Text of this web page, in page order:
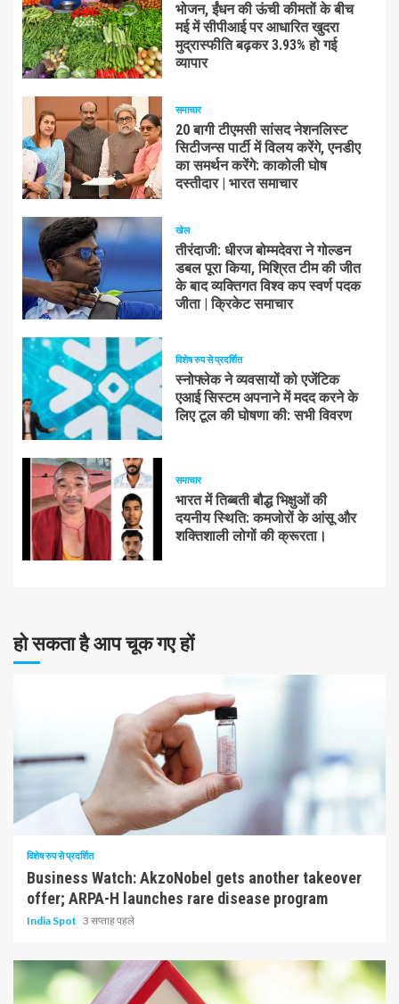
भोजन, ईंधन की ऊंची कीमतों के बीच
मई में सीपीआई पर आधारित खुदरा
मुद्रास्फीति बढ़कर 3.93% हो गई
व्यापार
समाचार
20 बागी टीएमसी सांसद नेशनलिस्ट
सिटीजन्स पार्टी में विलय करेंगे, एनडीए
का समर्थन करेंगे: काकोली घोष
दस्तीदार | भारत समाचार
खेल
तीरंदाजी: धीरज बोम्मदेवरा ने गोल्डन
डबल पूरा किया, मिश्रित टीम की जीत
के बाद व्यक्तिगत विश्व कप स्वर्ण पदक
जीता | क्रिकेट समाचार
विशेष रुप से प्रदर्शित
स्नोफ्लेक ने व्यवसायों को एजेंटिक
एआई सिस्टम अपनाने में मदद करने के
लिए टूल की घोषणा की: सभी विवरण
समाचार
भारत में तिब्बती बौद्ध भिक्षुओं की
दयनीय स्थिति: कमजोरों के आंसू और
शक्तिशाली लोगों की क्रूरता।
हो सकता है आप चूक गए हों
10 न्यूनतम पढ़ा
विशेष रुप से प्रदर्शित
Business Watch: AkzoNobel gets another takeover
offer; ARPA-H launches rare disease program
India Spot 3 सप्ताह पहले